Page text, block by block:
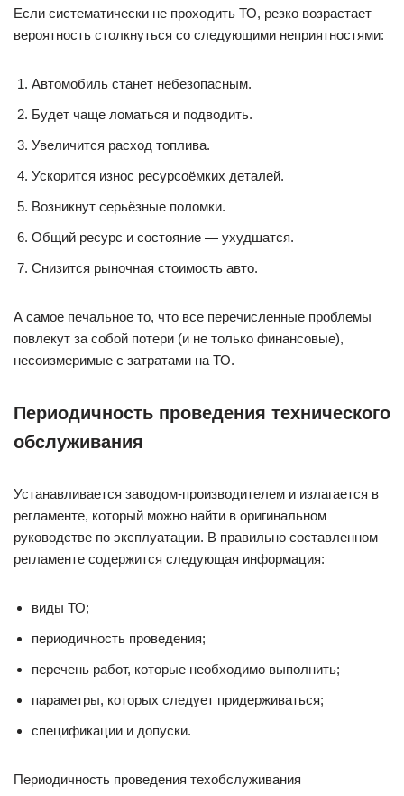
Если систематически не проходить ТО, резко возрастает
вероятность столкнуться со следующими неприятностями:
Автомобиль станет небезопасным.
Будет чаще ломаться и подводить.
Увеличится расход топлива.
Ускорится износ ресурсоёмких деталей.
Возникнут серьёзные поломки.
Общий ресурс и состояние — ухудшатся.
Снизится рыночная стоимость авто.
А самое печальное то, что все перечисленные проблемы
повлекут за собой потери (и не только финансовые),
несоизмеримые с затратами на ТО.
Периодичность проведения технического
обслуживания
Устанавливается заводом-производителем и излагается в
регламенте, который можно найти в оригинальном
руководстве по эксплуатации. В правильно составленном
регламенте содержится следующая информация:
виды ТО;
периодичность проведения;
перечень работ, которые необходимо выполнить;
параметры, которых следует придерживаться;
спецификации и допуски.
Периодичность проведения техобслуживания